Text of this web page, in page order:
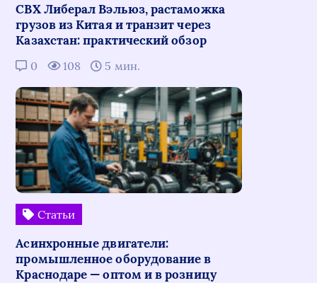
СВХ Либерал Вэльюз, растаможка
грузов из Китая и транзит через
Казахстан: практический обзор
0 108 5 мин.
Статьи
Асинхронные двигатели:
промышленное оборудование в
Краснодаре — оптом и в розницу